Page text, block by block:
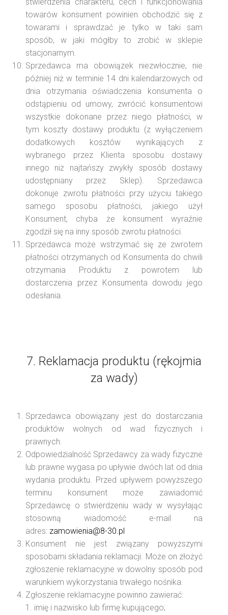
towarów konsument powinien obchodzić się z
towarami i sprawdzać je tylko w taki sam
sposób, w jaki mógłby to zrobić w sklepie
stacjonarnym.
Sprzedawca ma obowiązek niezwłocznie, nie
później niż w terminie 14 dni kalendarzowych od
dnia otrzymania oświadczenia konsumenta o
odstąpieniu od umowy, zwrócić konsumentowi
wszystkie dokonane przez niego płatności, w
tym koszty dostawy produktu (z wyłączeniem
dodatkowych kosztów wynikających z
wybranego przez Klienta sposobu dostawy
innego niż najtańszy zwykły sposób dostawy
udostępniany przez Sklep). Sprzedawca
dokonuje zwrotu płatności przy użyciu takiego
samego sposobu płatności, jakiego użył
Konsument, chyba że konsument wyraźnie
zgodził się na inny sposób zwrotu płatności.
Sprzedawca może wstrzymać się ze zwrotem
płatności otrzymanych od Konsumenta do chwili
otrzymania Produktu z powrotem lub
dostarczenia przez Konsumenta dowodu jego
odesłania.
7. Reklamacja produktu (rękojmia
za wady)
Sprzedawca obowiązany jest do dostarczania
produktów wolnych od wad fizycznych i
prawnych.
Odpowiedzialność Sprzedawcy za wady fizyczne
lub prawne wygasa po upływie dwóch lat od dnia
wydania produktu. Przed upływem powyższego
terminu konsument może zawiadomić
Sprzedawcę o stwierdzeniu wady w wysyłając
stosowną wiadomość e-mail na
adres: zamowienia@8-30.pl
Konsument nie jest związany powyższymi
sposobami składania reklamacji. Może on złożyć
zgłoszenie reklamacyjne w dowolny sposób pod
warunkiem wykorzystania trwałego nośnika.
Zgłoszenie reklamacyjne powinno zawierać:
imię i nazwisko lub firmę kupującego;